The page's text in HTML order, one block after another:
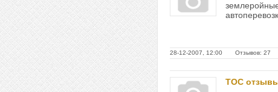
28-12-2007, 12:00 Отзывов: 27
ТОС